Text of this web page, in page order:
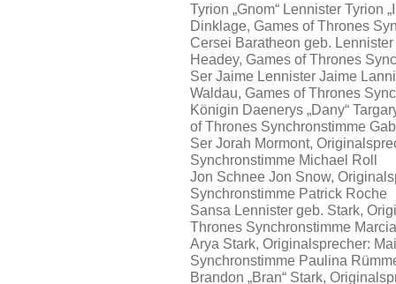
Tyrion „Gnom“ Lennister Tyrion
Dinklage, Games of Thrones
Cersei Baratheon geb.
Headey, Games of Thrones
Ser Jaime Lennister Jaime
Waldau, Games of Thrones
Königin Daenerys „Dany“
of Thrones Synchronstimme
Ser Jorah Mormont,
Synchronstimme Michael Roll
Jon Schnee Jon Snow,
Synchronstimme Patrick Roche
Sansa Lennister geb. Stark,
Thrones Synchronstimme
Arya Stark, Originalsprecher:
Synchronstimme Paulina
Brandon „Bran“ Stark,